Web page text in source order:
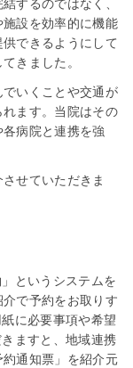
するのではなく、
設を効率的に機能
できるようにして
きました。
いくことや交通が
ます。当院はその
病院と連携を強
せていただきま
というシステムを
で予約をお取りす
に必要事項や希望
ますと、地域連携
通知票」を紹介元